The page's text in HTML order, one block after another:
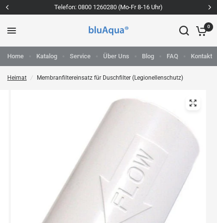
Telefon: 0800 1260280 (Mo-Fr 8-16 Uhr)
0
Home Katalog Service Über Uns Blog FAQ Kontakt
Heimat / Membranfiltereinsatz für Duschfilter (Legionellenschutz)